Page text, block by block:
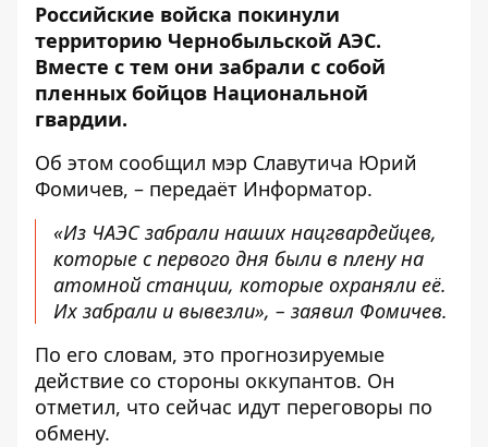
Российские войска покинули
территорию Чернобыльской АЭС.
Вместе с тем они забрали с собой
пленных бойцов Национальной
гвардии.
Об этом сообщил мэр Славутича Юрий
Фомичев, – передаёт Информатор.
«Из ЧАЭС забрали наших нацгвардейцев,
которые с первого дня были в плену на
атомной станции, которые охраняли её.
Их забрали и вывезли», – заявил Фомичев.
По его словам, это прогнозируемые
действие со стороны оккупантов. Он
отметил, что сейчас идут переговоры по
обмену.